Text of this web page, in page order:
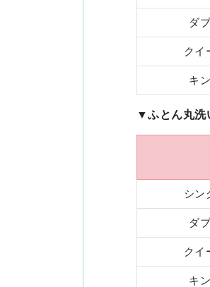
ダ
クイ
キ
▼ふとん丸洗
シン
ダ
クイ
キ